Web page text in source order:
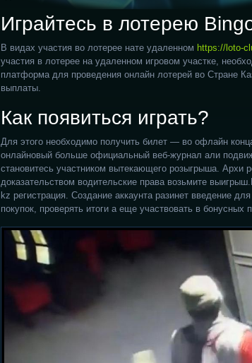
Играйтесь в лотерею
В видах участия во лотерее нате удаленном https://loto-
участия в лотерее на удаленном игровом участке,
платформа для проведения онлайн лотерей во Стране
выплаты.
Как появиться играть?
Для этого необходимо получить билет — во офлайн
онлайновый больше официальный веб-журнал али
становитесь участником вытекающего розыгрыша. Архи
доказательством водительские права возьмите
kz регистрация. Создание аккаунта разинет введение
покупок, проверять итоги а еще участвовать в бонусных